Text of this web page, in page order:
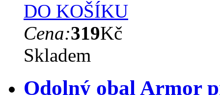
DO KOŠÍKU
Cena:319Kč
Skladem
Odolný obal Armor